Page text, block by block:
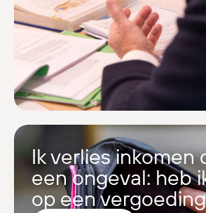
Ik verlies inkomen
een ongeval: heb
op een